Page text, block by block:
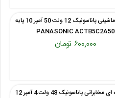
رله دوبل ماشینی پاناسونیک 12 ولت 50 آمپر 10 پایه
PANASONIC ACTB5C2A50
۶۰۰,۰۰۰ تومان
رله شیشه ای مخابراتی پاناسونیک 48 ولت 4 آمپر 12